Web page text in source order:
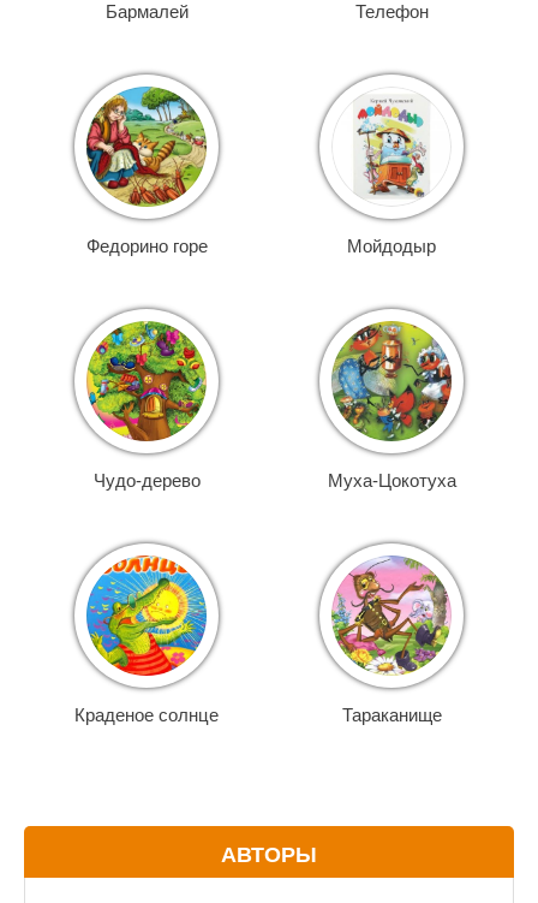
Бармалей Телефон
Федорино горе Мойдодыр
Чудо-дерево Муха-Цокотуха
Краденое солнце Тараканище
АВТОРЫ